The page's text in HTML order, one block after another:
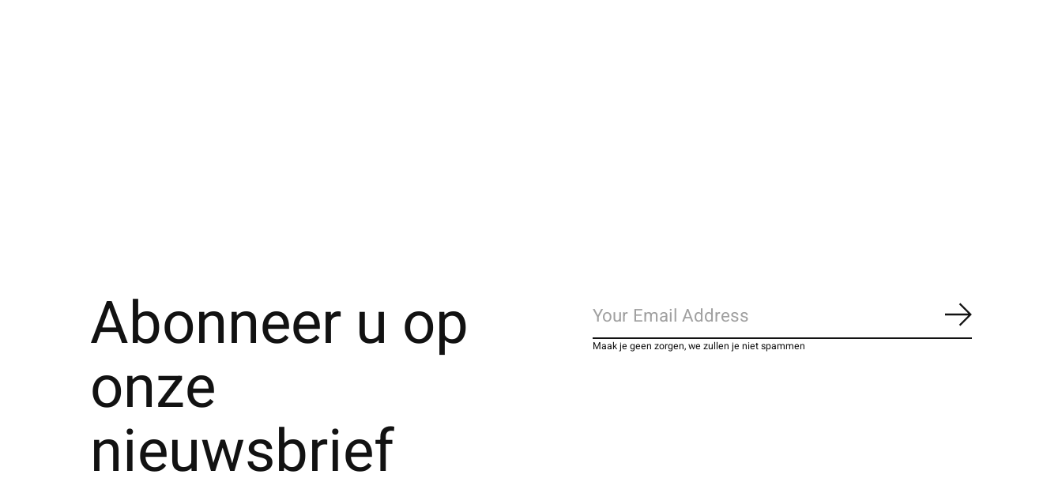
Abonneer u op
onze
nieuwsbrief
Abonneer
Maak je geen zorgen, we zullen je niet spammen